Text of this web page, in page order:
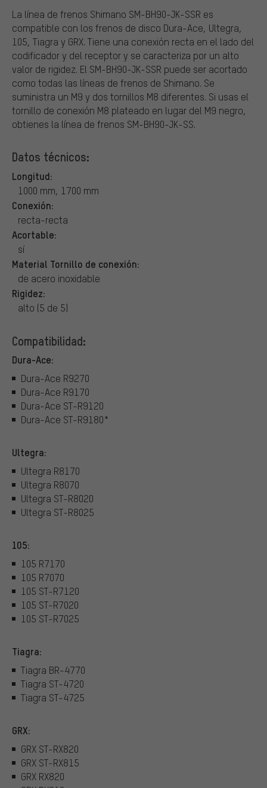
La línea de frenos Shimano SM-BH90-JK-SSR es
compatible con los frenos de disco Dura-Ace, Ultegra,
105, Tiagra y GRX. Tiene una conexión recta en el lado del
codificador y del receptor y se caracteriza por un alto
valor de rigidez. El SM-BH90-JK-SSR puede ser acortado
como todas las líneas de frenos de Shimano. Se
suministra un M9 y dos tornillos M8 diferentes. Si usas el
tornillo de conexión M8 plateado en lugar del M9 negro,
obtienes la línea de frenos SM-BH90-JK-SS.
Datos técnicos:
Longitud:
1000 mm, 1700 mm
Conexión:
recta-recta
Acortable:
sí
Material Tornillo de conexión:
de acero inoxidable
Rigidez:
alto (5 de 5)
Compatibilidad:
Dura-Ace:
Dura-Ace R9270
Dura-Ace R9170
Dura-Ace ST-R9120
Dura-Ace ST-R9180*
Ultegra:
Ultegra R8170
Ultegra R8070
Ultegra ST-R8020
Ultegra ST-R8025
105:
105 R7170
105 R7070
105 ST-R7120
105 ST-R7020
105 ST-R7025
Tiagra:
Tiagra BR-4770
Tiagra ST-4720
Tiagra ST-4725
GRX:
GRX ST-RX820
GRX ST-RX815
GRX RX820